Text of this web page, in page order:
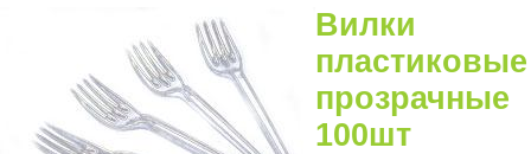
Вилки
пластиковые
прозрачные
100шт